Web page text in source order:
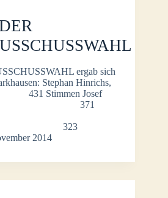
ergab sich
Stephan Hinrichs,
Stimmen Josef
371
323
2014